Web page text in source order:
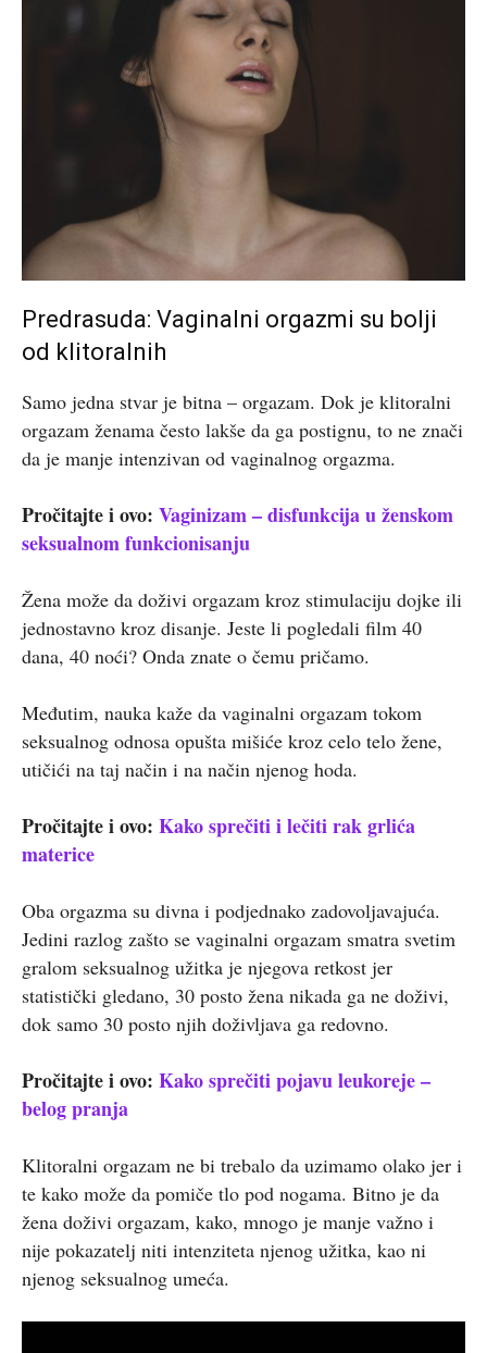
Predrasuda: Vaginalni orgazmi su bolji
od klitoralnih
Samo jedna stvar je bitna – orgazam. Dok je klitoralni
orgazam ženama često lakše da ga postignu, to ne znači
da je manje intenzivan od vaginalnog orgazma.
Pročitajte i ovo: Vaginizam – disfunkcija u ženskom
seksualnom funkcionisanju
Žena može da doživi orgazam kroz stimulaciju dojke ili
jednostavno kroz disanje. Jeste li pogledali film 40
dana, 40 noći? Onda znate o čemu pričamo.
Međutim, nauka kaže da vaginalni orgazam tokom
seksualnog odnosa opušta mišiće kroz celo telo žene,
utičići na taj način i na način njenog hoda.
Pročitajte i ovo: Kako sprečiti i lečiti rak grlića
materice
Oba orgazma su divna i podjednako zadovoljavajuća.
Jedini razlog zašto se vaginalni orgazam smatra svetim
gralom seksualnog užitka je njegova retkost jer
statistički gledano, 30 posto žena nikada ga ne doživi,
dok samo 30 posto njih doživljava ga redovno.
Pročitajte i ovo: Kako sprečiti pojavu leukoreje –
belog pranja
Klitoralni orgazam ne bi trebalo da uzimamo olako jer i
te kako može da pomiče tlo pod nogama. Bitno je da
žena doživi orgazam, kako, mnogo je manje važno i
nije pokazatelj niti intenziteta njenog užitka, kao ni
njenog seksualnog umeća.